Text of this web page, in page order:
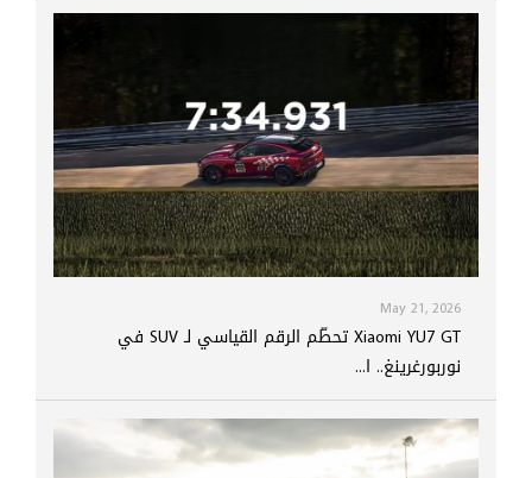
May 21, 2026
Xiaomi YU7 GT تحطّم الرقم القياسي لـ SUV في
نوربورغرينغ.. ا...